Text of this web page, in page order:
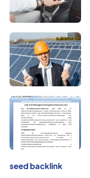
seed backlink